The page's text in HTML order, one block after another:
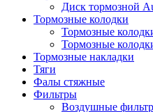
Диск тормозной
Тормозные колодки
Тормозные
Тормозные
Тормозные накладки
Тяги
Фалы стяжные
Фильтры
Воздушные